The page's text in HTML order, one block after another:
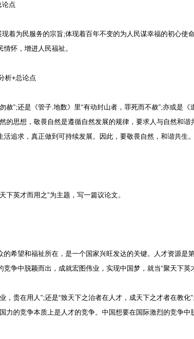
点
为民服务的宗旨;体现着百年不变的为人民谋幸福的初心使
怀，增进人民福祉。
析+总论点
”;还是《管子.地数》里“有动封山者，罪死而不赦”;亦或是《
思想，敬畏自然是遵循自然发展的规律，要求人与自然和谐
追求，真正做到可持续发展。因此，要敬畏自然，和谐共生。
英才而用之”为主题，写一篇议论文。
望和福祉所在，是一个国家兴旺发达的关键。人才资源是
争中脱颖而出，成就宏图伟业，实现中国梦，就当“聚天下英
贵在用人”;还是“致天下之治者在人才，成天下之才者在教化
的竞争本质上是人才的竞争。中国想要在国际激烈的竞争中